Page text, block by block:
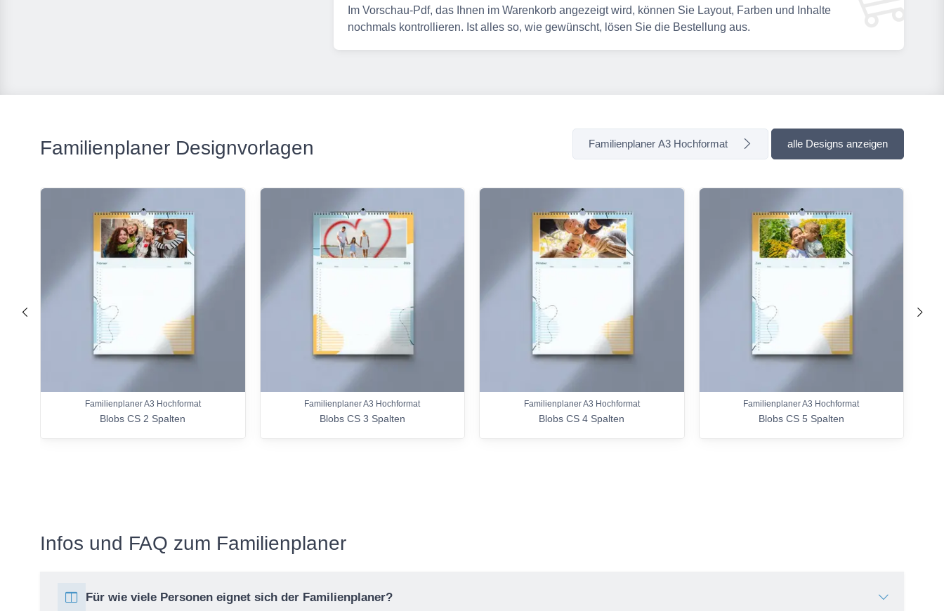
Im Vorschau-Pdf, das Ihnen im Warenkorb angezeigt wird, können Sie Layout, Farben und Inhalte
nochmals kontrollieren. Ist alles so, wie gewünscht, lösen Sie die Bestellung aus.
Familienplaner Designvorlagen Familienplaner A3 Hochformat alle Designs anzeigen
Familienplaner A3 Hochformat
Blobs CS 2 Spalten
Familienplaner A3 Hochformat
Blobs CS 3 Spalten
Familienplaner A3 Hochformat
Blobs CS 4 Spalten
Familienplaner A3 Hochformat
Blobs CS 5 Spalten
Infos und FAQ zum Familienplaner
Für wie viele Personen eignet sich der Familienplaner?